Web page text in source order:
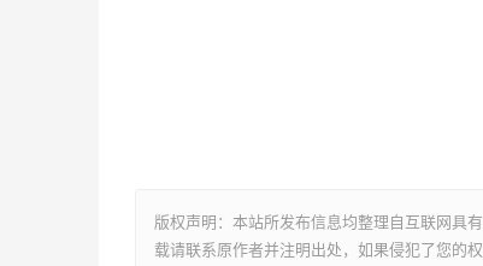
版权声明：本站所发布信息均整理自互联网具
载请联系原作者并注明出处，如果侵犯了您的